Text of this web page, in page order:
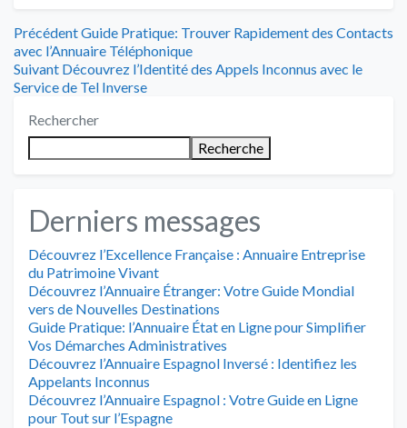
Navigation
de
l’article
PrécédentArticle
précédent
:
Guide Pratique: Trouver Rapidement des Contacts
avec l’Annuaire Téléphonique
Suivant Article
suivant
Découvrez l’Identité des Appels Inconnus avec le
Service de Tel Inverse
Rechercher
Recherche
Derniers messages
Découvrez l’Excellence Française : Annuaire Entreprise
du Patrimoine Vivant
Découvrez l’Annuaire Étranger: Votre Guide Mondial
vers de Nouvelles Destinations
Guide Pratique: l’Annuaire État en Ligne pour Simplifier
Vos Démarches Administratives
Découvrez l’Annuaire Espagnol Inversé : Identifiez les
Appelants Inconnus
Découvrez l’Annuaire Espagnol : Votre Guide en Ligne
pour Tout sur l’Espagne